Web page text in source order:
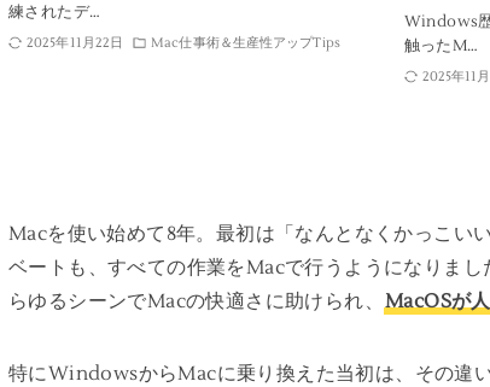
練されたデ…
2025年11月22日 Mac仕事術＆生産性アップTips
Windows
触ったM…
2025年11
Macを使い始めて8年。最初は「なんとなくかっこい
ベートも、すべての作業をMacで行うようになりま
らゆるシーンでMacの快適さに助けられ、 MacOSが
特にWindowsからMacに乗り換えた当初は、その違